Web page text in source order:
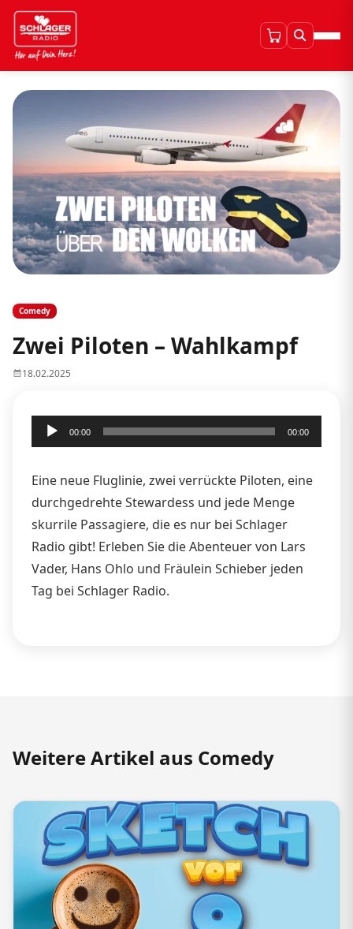
Comedy
Zwei Piloten – Wahlkampf
18.02.2025
Audio-
Player
00:00 00:00
Eine neue Fluglinie, zwei verrückte Piloten, eine
durchgedrehte Stewardess und jede Menge
skurrile Passagiere, die es nur bei Schlager
Radio gibt! Erleben Sie die Abenteuer von Lars
Vader, Hans Ohlo und Fräulein Schieber jeden
Tag bei Schlager Radio.
Weitere Artikel aus Comedy